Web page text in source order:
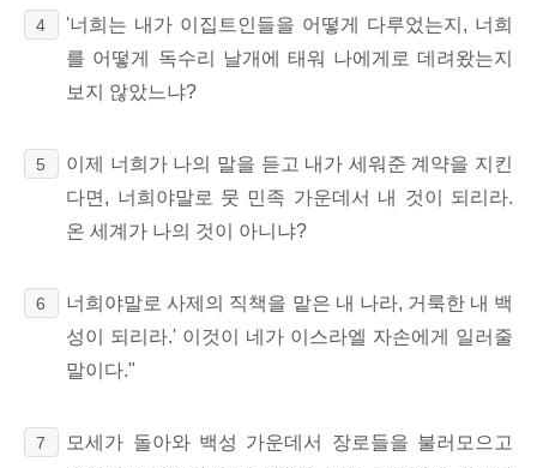
4
'너희는 내가 이집트인들을 어떻게 다루었는지, 너희
를 어떻게 독수리 날개에 태워 나에게로 데려왔는지
보지 않았느냐?
5
이제 너희가 나의 말을 듣고 내가 세워준 계약을 지킨
다면, 너희야말로 뭇 민족 가운데서 내 것이 되리라.
온 세계가 나의 것이 아니냐?
6
너희야말로 사제의 직책을 맡은 내 나라, 거룩한 내 백
성이 되리라.' 이것이 네가 이스라엘 자손에게 일러줄
말이다."
7
모세가 돌아와 백성 가운데서 장로들을 불러모으고